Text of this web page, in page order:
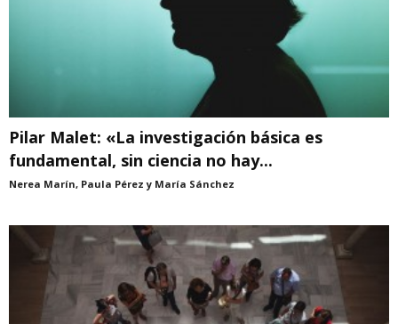
Pilar Malet: «La investigación básica es
fundamental, sin ciencia no hay...
Nerea Marín, Paula Pérez y María Sánchez